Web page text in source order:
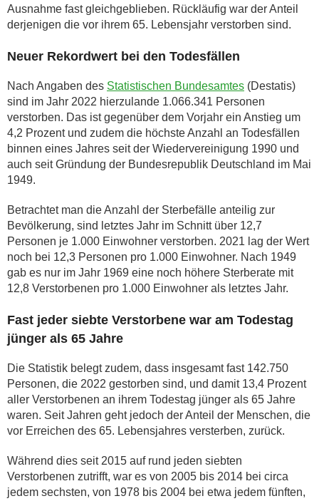
Ausnahme fast gleichgeblieben. Rückläufig war der Anteil
derjenigen die vor ihrem 65. Lebensjahr verstorben sind.
Neuer Rekordwert bei den Todesfällen
Nach Angaben des Statistischen Bundesamtes (Destatis)
sind im Jahr 2022 hierzulande 1.066.341 Personen
verstorben. Das ist gegenüber dem Vorjahr ein Anstieg um
4,2 Prozent und zudem die höchste Anzahl an Todesfällen
binnen eines Jahres seit der Wiedervereinigung 1990 und
auch seit Gründung der Bundesrepublik Deutschland im Mai
1949.
Betrachtet man die Anzahl der Sterbefälle anteilig zur
Bevölkerung, sind letztes Jahr im Schnitt über 12,7
Personen je 1.000 Einwohner verstorben. 2021 lag der Wert
noch bei 12,3 Personen pro 1.000 Einwohner. Nach 1949
gab es nur im Jahr 1969 eine noch höhere Sterberate mit
12,8 Verstorbenen pro 1.000 Einwohner als letztes Jahr.
Fast jeder siebte Verstorbene war am Todestag
jünger als 65 Jahre
Die Statistik belegt zudem, dass insgesamt fast 142.750
Personen, die 2022 gestorben sind, und damit 13,4 Prozent
aller Verstorbenen an ihrem Todestag jünger als 65 Jahre
waren. Seit Jahren geht jedoch der Anteil der Menschen, die
vor Erreichen des 65. Lebensjahres versterben, zurück.
Während dies seit 2015 auf rund jeden siebten
Verstorbenen zutrifft, war es von 2005 bis 2014 bei circa
jedem sechsten, von 1978 bis 2004 bei etwa jedem fünften,